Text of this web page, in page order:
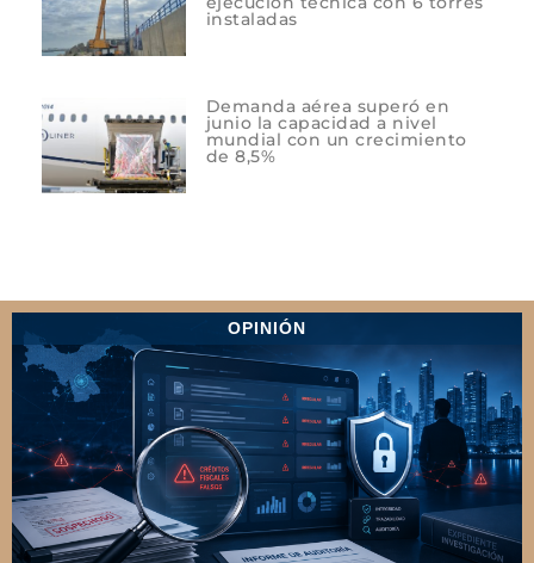
instaladas
Demanda aérea superó en
junio la capacidad a nivel
mundial con un crecimiento
de 8,5%
OPINIÓN